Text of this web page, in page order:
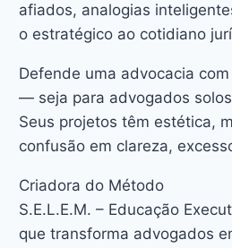
afiados, analogias
o estratégico ao cotidiano
Defende uma advocacia
— seja para advogados
Seus projetos têm estética,
confusão em clareza,
Criadora do Método
S.E.L.E.M. – Educação
que transforma advogados